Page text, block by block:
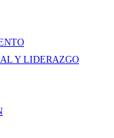
Y LIDERAZGO